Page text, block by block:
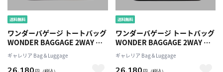
ワンダーバゲージ トートバッグ
WONDER BAGGAGE 2WAY ト
ートバッグ GOODMANS DAILY
2WAYTOTEBAG グッドマンズ
ギャレリア Bag＆Luggage
26,180
ワンダーバゲージ トートバッグ
WONDER BAGGAGE 2WAY ト
ートバッグ GOODMANS DAILY
2WAYTOTEBAG グッドマンズ
ギャレリア Bag＆Luggage
26,180